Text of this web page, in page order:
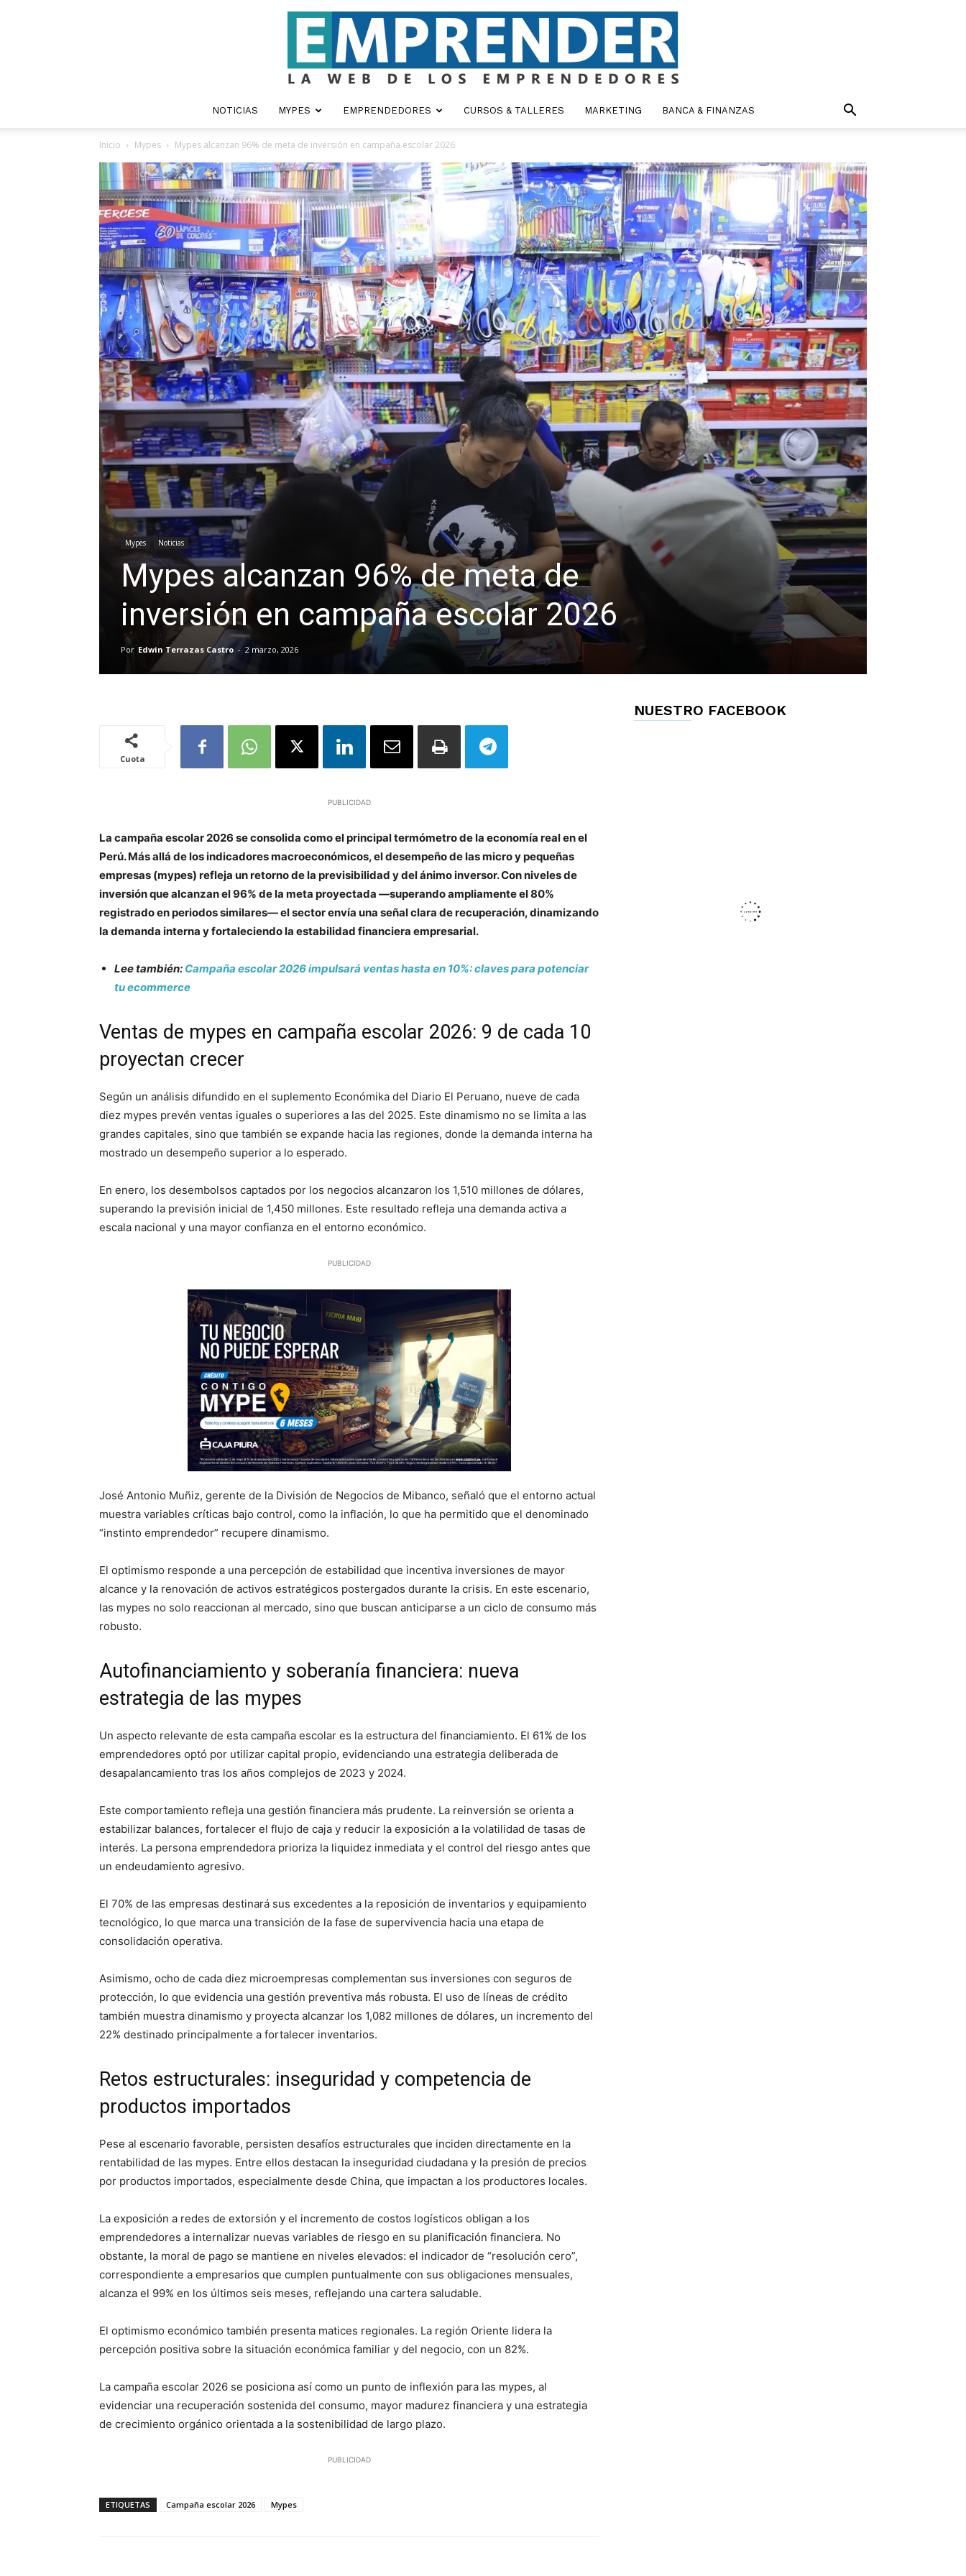
NOTICIAS MYPES EMPRENDEDORES CURSOS & TALLERES MARKETING BANCA & FINANZAS
Inicio Mypes Mypes alcanzan 96% de meta de inversión en campaña escolar 2026
Mypes Noticias
Mypes alcanzan 96% de meta de
inversión en campaña escolar 2026
Por Edwin Terrazas Castro - 2 marzo, 2026
Cuota
PUBLICIDAD
La campaña escolar 2026 se consolida como el principal termómetro de la economía real en el
Perú. Más allá de los indicadores macroeconómicos, el desempeño de las micro y pequeñas
empresas (mypes) refleja un retorno de la previsibilidad y del ánimo inversor. Con niveles de
inversión que alcanzan el 96% de la meta proyectada —superando ampliamente el 80%
registrado en periodos similares— el sector envía una señal clara de recuperación, dinamizando
la demanda interna y fortaleciendo la estabilidad financiera empresarial.
Lee también: Campaña escolar 2026 impulsará ventas hasta en 10%: claves para potenciar
tu ecommerce
Ventas de mypes en campaña escolar 2026: 9 de cada 10
proyectan crecer
Según un análisis difundido en el suplemento Económika del Diario El Peruano, nueve de cada
diez mypes prevén ventas iguales o superiores a las del 2025. Este dinamismo no se limita a las
grandes capitales, sino que también se expande hacia las regiones, donde la demanda interna ha
mostrado un desempeño superior a lo esperado.
En enero, los desembolsos captados por los negocios alcanzaron los 1,510 millones de dólares,
superando la previsión inicial de 1,450 millones. Este resultado refleja una demanda activa a
escala nacional y una mayor confianza en el entorno económico.
PUBLICIDAD
José Antonio Muñiz, gerente de la División de Negocios de Mibanco, señaló que el entorno actual
muestra variables críticas bajo control, como la inflación, lo que ha permitido que el denominado
“instinto emprendedor” recupere dinamismo.
El optimismo responde a una percepción de estabilidad que incentiva inversiones de mayor
alcance y la renovación de activos estratégicos postergados durante la crisis. En este escenario,
las mypes no solo reaccionan al mercado, sino que buscan anticiparse a un ciclo de consumo más
robusto.
Autofinanciamiento y soberanía financiera: nueva
estrategia de las mypes
Un aspecto relevante de esta campaña escolar es la estructura del financiamiento. El 61% de los
emprendedores optó por utilizar capital propio, evidenciando una estrategia deliberada de
desapalancamiento tras los años complejos de 2023 y 2024.
Este comportamiento refleja una gestión financiera más prudente. La reinversión se orienta a
estabilizar balances, fortalecer el flujo de caja y reducir la exposición a la volatilidad de tasas de
interés. La persona emprendedora prioriza la liquidez inmediata y el control del riesgo antes que
un endeudamiento agresivo.
El 70% de las empresas destinará sus excedentes a la reposición de inventarios y equipamiento
tecnológico, lo que marca una transición de la fase de supervivencia hacia una etapa de
consolidación operativa.
Asimismo, ocho de cada diez microempresas complementan sus inversiones con seguros de
protección, lo que evidencia una gestión preventiva más robusta. El uso de líneas de crédito
también muestra dinamismo y proyecta alcanzar los 1,082 millones de dólares, un incremento del
22% destinado principalmente a fortalecer inventarios.
Retos estructurales: inseguridad y competencia de
productos importados
Pese al escenario favorable, persisten desafíos estructurales que inciden directamente en la
rentabilidad de las mypes. Entre ellos destacan la inseguridad ciudadana y la presión de precios
por productos importados, especialmente desde China, que impactan a los productores locales.
La exposición a redes de extorsión y el incremento de costos logísticos obligan a los
emprendedores a internalizar nuevas variables de riesgo en su planificación financiera. No
obstante, la moral de pago se mantiene en niveles elevados: el indicador de “resolución cero”,
correspondiente a empresarios que cumplen puntualmente con sus obligaciones mensuales,
alcanza el 99% en los últimos seis meses, reflejando una cartera saludable.
El optimismo económico también presenta matices regionales. La región Oriente lidera la
percepción positiva sobre la situación económica familiar y del negocio, con un 82%.
La campaña escolar 2026 se posiciona así como un punto de inflexión para las mypes, al
evidenciar una recuperación sostenida del consumo, mayor madurez financiera y una estrategia
de crecimiento orgánico orientada a la sostenibilidad de largo plazo.
PUBLICIDAD
ETIQUETAS Campaña escolar 2026 Mypes
NUESTRO FACEBOOK